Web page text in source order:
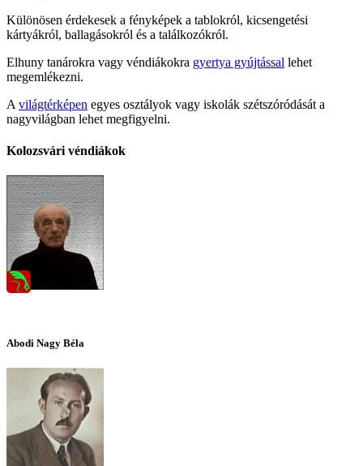
Különösen érdekesek a fényképek a tablokról, kicsengetési
kártyákról, ballagásokról és a találkozókról.
Elhuny tanárokra vagy véndiákokra gyertya gyújtással lehet
megemlékezni.
A világtérképen egyes osztályok vagy iskolák szétszóródását a
nagyvilágban lehet megfigyelni.
Kolozsvári véndiákok
Abodi Nagy Béla